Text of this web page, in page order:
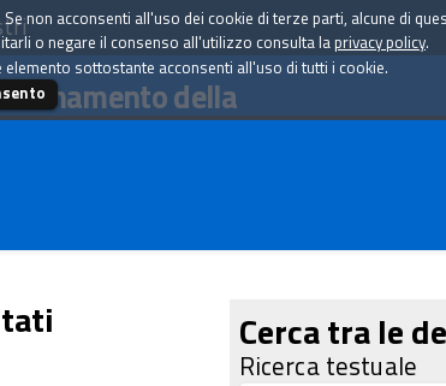
della
Cerca tra le
Ricerca testuale
non acconsenti all'uso dei cookie di terze parti, alcune di
o negare il consenso all'utilizzo consulta la privacy policy.
sottostante acconsenti all'uso di tutti i cookie.